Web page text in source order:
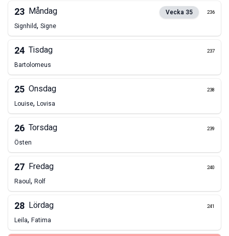
23 Måndag Vecka 35 236
Signhild, Signe
24 Tisdag 237
Bartolomeus
25 Onsdag 238
Louise, Lovisa
26 Torsdag 239
Östen
27 Fredag 240
Raoul, Rolf
28 Lördag 241
Leila, Fatima